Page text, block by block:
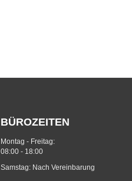
BÜROZEITEN
Montag - Freitag:
08:00 - 18:00
Samstag: Nach Vereinbarung